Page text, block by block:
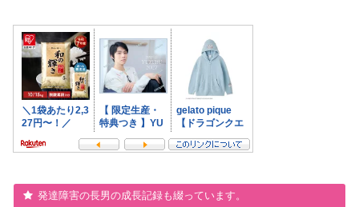
発達障害の長男の成長記録も綴っています。